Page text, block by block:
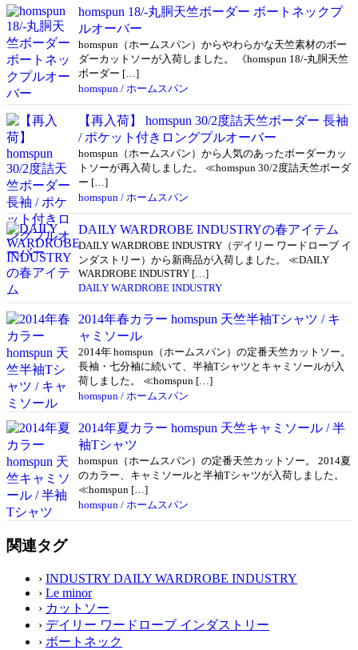
homspun 18/-丸胴天竺ボーダー ボートネックプ
ルオーバー
homspun（ホームスパン）からやわらかな天竺素材のボー
ダーカットソーが入荷しました。 《homspun 18/-丸胴天竺
ボーダー […]
homspun / ホームスパン
【再入荷】 homspun 30/2度詰天竺ボーダー 長袖
/ ポケット付きロングプルオーバー
homspun（ホームスパン）から人気のあったボーダーカッ
トソーが再入荷しました。 ≪homspun 30/2度詰天竺ボーダ
ー […]
homspun / ホームスパン
DAILY WARDROBE INDUSTRYの春アイテム
DAILY WARDROBE INDUSTRY（デイリー ワードローブ イ
ンダストリー）から新商品が入荷しました。 ≪DAILY
WARDROBE INDUSTRY […]
DAILY WARDROBE INDUSTRY
2014年春カラー homspun 天竺半袖Tシャツ / キ
ャミソール
2014年 homspun（ホームスパン）の定番天竺カットソー。
長袖・七分袖に続いて、半袖Tシャツとキャミソールが入
荷しました。 ≪homspun […]
homspun / ホームスパン
2014年夏カラー homspun 天竺キャミソール / 半
袖Tシャツ
homspun（ホームスパン）の定番天竺カットソー。 2014夏
のカラー、キャミソールと半袖Tシャツが入荷しました。
≪homspun […]
homspun / ホームスパン
関連タグ
› INDUSTRY DAILY WARDROBE INDUSTRY
› Le minor
› カットソー
› デイリー ワードローブ インダストリー
› ボートネック